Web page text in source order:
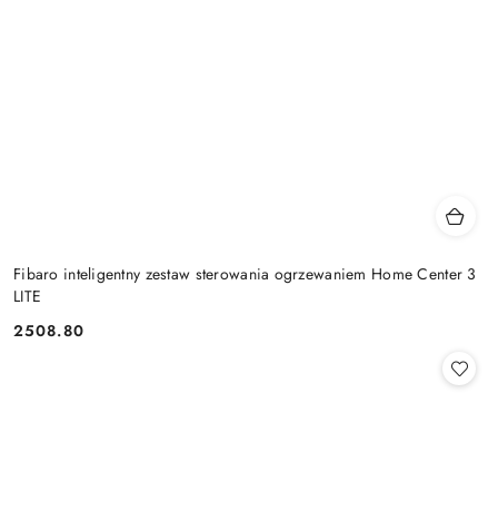
Fibaro inteligentny zestaw sterowania ogrzewaniem Home Center 3
LITE
Cena:
2508.80